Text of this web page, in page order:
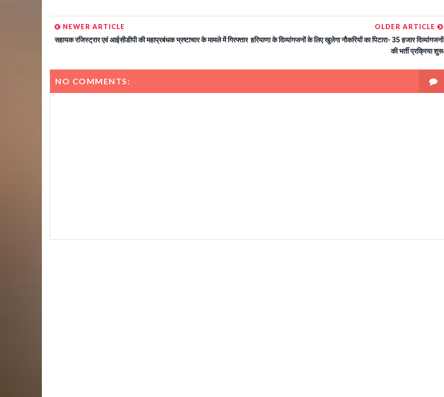
NEWER ARTICLE
सहायक रजिस्ट्रार एवं आईसीडीपी की महाप्रबंधक भ्रष्टाचार के मामले में गिरफ्तार
OLDER ARTICLE
हरियाणा के दिव्यांगजनों के लिए खुलेगा नौकरियों का पिटारा- 35 हजार दिव्यांगजनों
की भर्ती प्रक्रिया शुरू
NO COMMENTS: